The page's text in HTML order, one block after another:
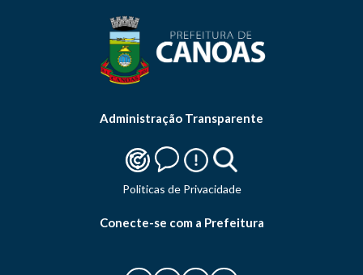
Administração Transparente
Politicas de Privacidade
Conecte-se com a Prefeitura